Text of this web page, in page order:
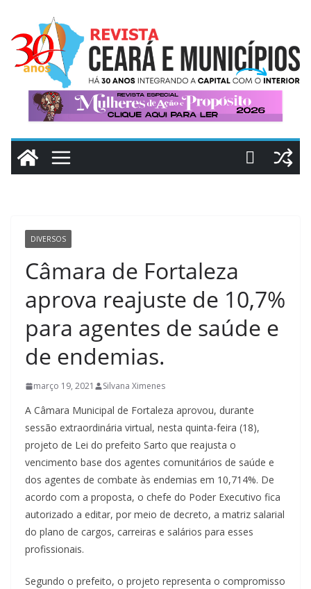
conteúdo
DIVERSOS
Câmara de Fortaleza
aprova reajuste de 10,7%
para agentes de saúde e
de endemias.
março 19, 2021 Silvana Ximenes
A Câmara Municipal de Fortaleza aprovou, durante
sessão extraordinária virtual, nesta quinta-feira (18),
projeto de Lei do prefeito Sarto que reajusta o
vencimento base dos agentes comunitários de saúde e
dos agentes de combate às endemias em 10,714%. De
acordo com a proposta, o chefe do Poder Executivo fica
autorizado a editar, por meio de decreto, a matriz salarial
do plano de cargos, carreiras e salários para esses
profissionais.
Segundo o prefeito, o projeto representa o compromisso